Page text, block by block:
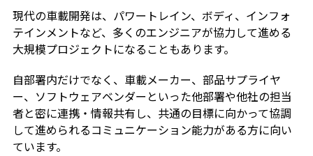
現代の車載開発は、パワートレイン、ボディ、インフォ
テインメントなど、多くのエンジニアが協力して進める
大規模プロジェクトになることもあります。
自部署内だけでなく、車載メーカー、部品サプライヤ
ー、ソフトウェアベンダーといった他部署や他社の担当
者と密に連携・情報共有し、共通の目標に向かって協調
して進められるコミュニケーション能力がある方に向い
ています。